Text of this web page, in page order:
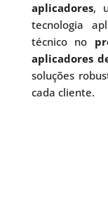
aplicadores,
tecnologia
técnico no
aplicadores
soluções
cada cliente.